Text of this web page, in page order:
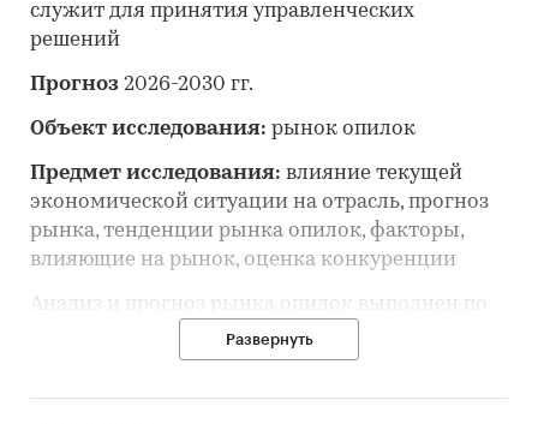
служит для принятия управленческих
решений
Прогноз 2026-2030 гг.
Объект исследования: рынок опилок
Предмет исследования: влияние текущей
экономической ситуации на отрасль, прогноз
рынка, тенденции рынка опилок, факторы,
влияющие на рынок, оценка конкуренции
Анализ и прогноз рынка опилок выполнен по
рынку в целом, без выделения его сегментов
или изучения отдельных его сегментов.
Развернуть